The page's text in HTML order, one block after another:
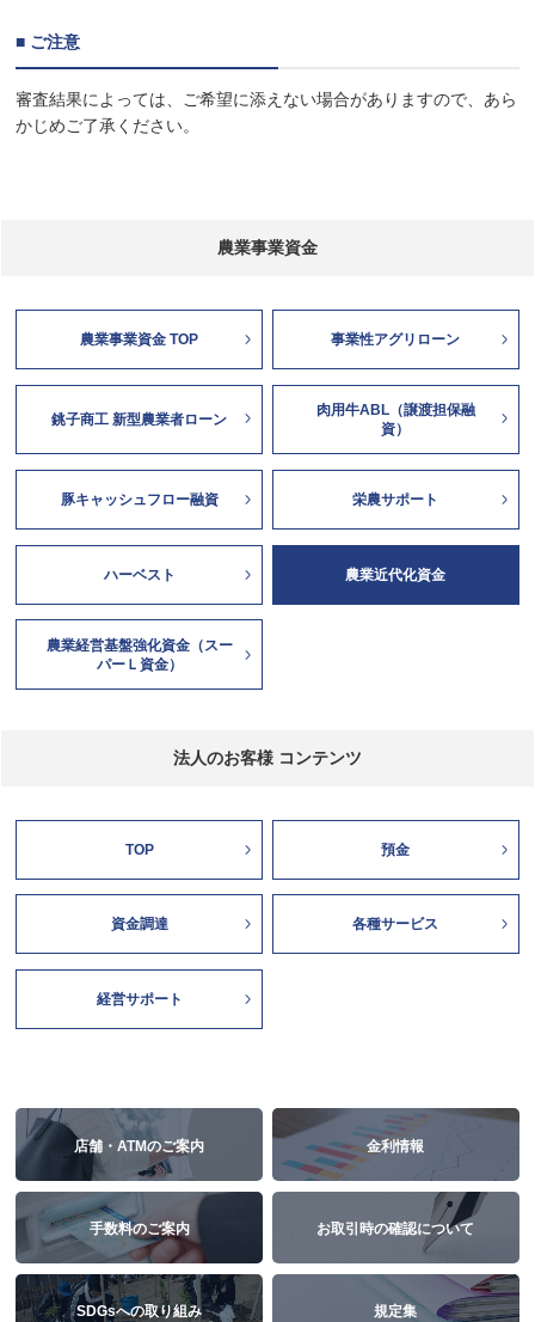
■ ご注意
審査結果によっては、ご希望に添えない場合がありますので、あら
かじめご了承ください。
農業事業資金
農業事業資金 TOP 事業性アグリローン
銚子商工 新型農業者ローン
肉用牛ABL（譲渡担保融
資）
豚キャッシュフロー融資 栄農サポート
ハーベスト 農業近代化資金
農業経営基盤強化資金（スー
パーＬ資金）
法人のお客様 コンテンツ
TOP 預金
資金調達 各種サービス
経営サポート
店舗・ATMのご案内 金利情報
手数料のご案内 お取引時の確認について
SDGsへの取り組み 規定集